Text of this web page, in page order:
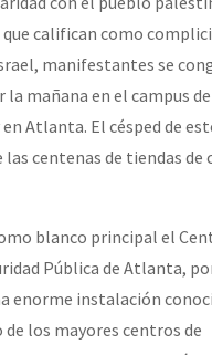
globales por la
Bem Virá” se publica no
o mundo saiba! Nossas
califican como
manifestantes se
la mañana en el campus
Atlanta. El césped de
centenas de tiendas de
blanco principal el
Pública de Atlanta,
enorme instalación
de los mayores centros de